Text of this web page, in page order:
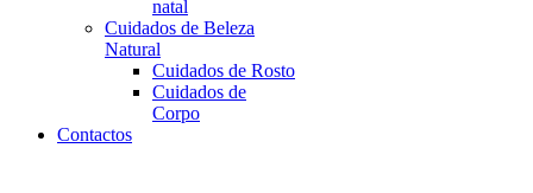
natal
Cuidados de Beleza
Natural
Cuidados de Rosto
Cuidados de
Corpo
Contactos